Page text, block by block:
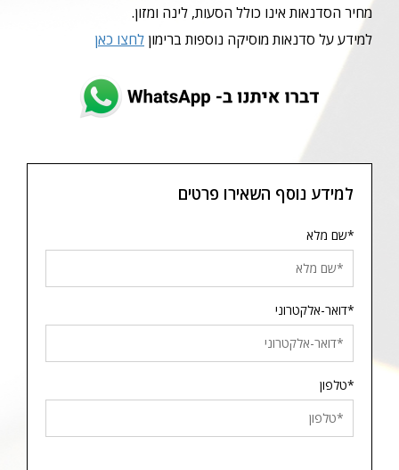
מחיר הסדנאות אינו כולל הסעות, לינה ומזון.
למידע על סדנאות מוסיקה נוספות ברימון לחצו כאן
למידע נוסף השאירו פרטים
*שם מלא
*דואר-אלקטרוני
*טלפון